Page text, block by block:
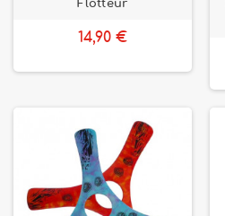
Flotteur
14,90 €